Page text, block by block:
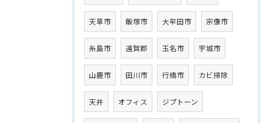
天草市 飯塚市 大牟田市 宗像市
糸島市 遠賀郡 玉名市 宇城市
山鹿市 田川市 行橋市 カビ掃除
天井 オフィス ジプトーン